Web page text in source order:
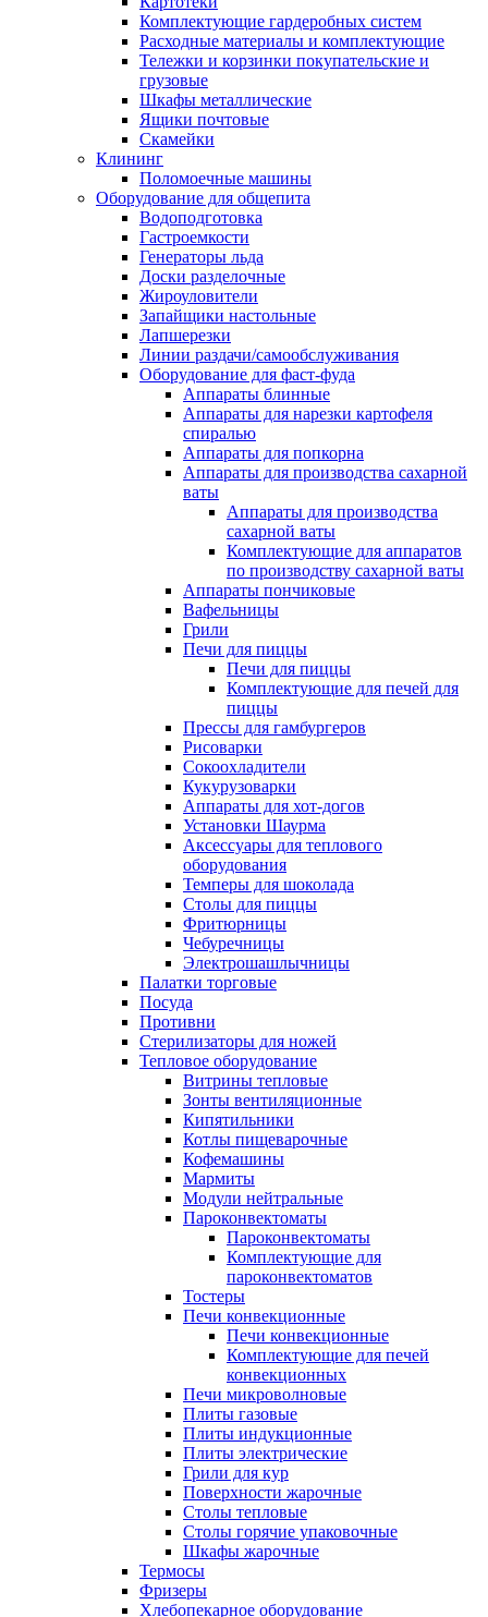
Комплектующие гардеробных систем
Расходные материалы и комплектующие
Тележки и корзинки покупательские и
грузовые
Шкафы металлические
Ящики почтовые
Скамейки
Клининг
Поломоечные машины
Оборудование для общепита
Водоподготовка
Гастроемкости
Генераторы льда
Доски разделочные
Жироуловители
Запайщики настольные
Лапшерезки
Линии раздачи/самообслуживания
Оборудование для фаст-фуда
Аппараты блинные
Аппараты для нарезки картофеля
спиралью
Аппараты для попкорна
Аппараты для производства сахарной
ваты
Аппараты для производства
сахарной ваты
Комплектующие для аппаратов
по производству сахарной ваты
Аппараты пончиковые
Вафельницы
Грили
Печи для пиццы
Печи для пиццы
Комплектующие для печей для
пиццы
Прессы для гамбургеров
Рисоварки
Сокоохладители
Кукурузоварки
Аппараты для хот-догов
Установки Шаурма
Аксессуары для теплового
оборудования
Темперы для шоколада
Столы для пиццы
Фритюрницы
Чебуречницы
Электрошашлычницы
Палатки торговые
Посуда
Противни
Стерилизаторы для ножей
Тепловое оборудование
Витрины тепловые
Зонты вентиляционные
Кипятильники
Котлы пищеварочные
Кофемашины
Мармиты
Модули нейтральные
Пароконвектоматы
Пароконвектоматы
Комплектующие для
пароконвектоматов
Тостеры
Печи конвекционные
Печи конвекционные
Комплектующие для печей
конвекционных
Печи микроволновые
Плиты газовые
Плиты индукционные
Плиты электрические
Грили для кур
Поверхности жарочные
Столы тепловые
Столы горячие упаковочные
Шкафы жарочные
Термосы
Фризеры
Хлебопекарное оборудование